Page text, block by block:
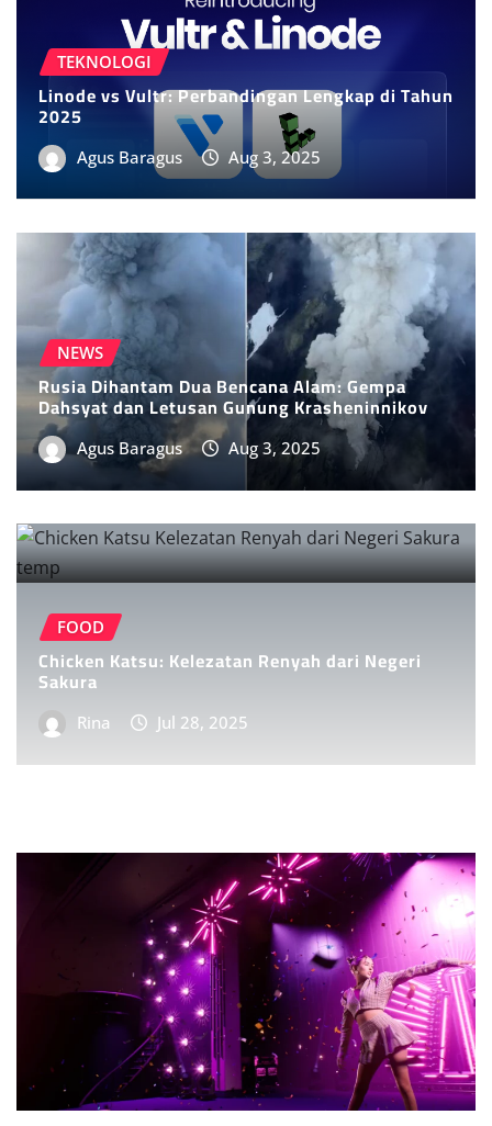
TEKNOLOGI
Linode vs Vultr: Perbandingan Lengkap di Tahun
2025
Agus Baragus Aug 3, 2025
NEWS
Rusia Dihantam Dua Bencana Alam: Gempa
Dahsyat dan Letusan Gunung Krasheninnikov
Agus Baragus Aug 3, 2025
FOOD
Chicken Katsu: Kelezatan Renyah dari Negeri
Sakura
Rina Jul 28, 2025